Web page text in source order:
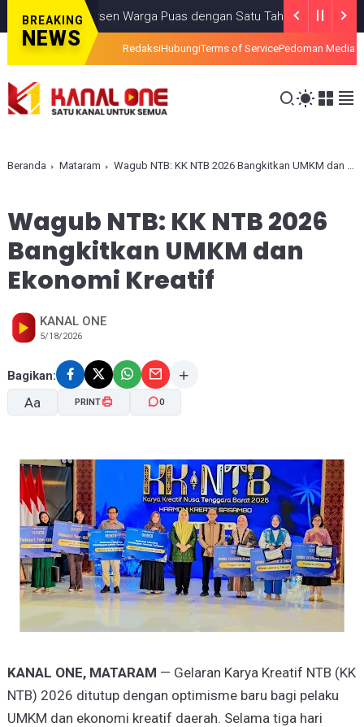
BREAKING
NEWS
74,2 Persen Warga Puas dengan Satu Tahun Kinerja Bupati
RedaksiHubungiTerms of ServicePedoman Media
Beranda Mataram Wagub NTB: KK NTB 2026 Bangkitkan UMKM dan Ekonomi Kreatif
Wagub NTB: KK NTB 2026
Bangkitkan UMKM dan
Ekonomi Kreatif
KANAL ONE
5/18/2026
Bagikan:
Aa
A+
PRINT 0
KANAL ONE, MATARAM — Gelaran Karya Kreatif NTB (KK
NTB) 2026 ditutup dengan optimisme baru bagi pelaku
UMKM dan ekonomi kreatif daerah. Selama tiga hari